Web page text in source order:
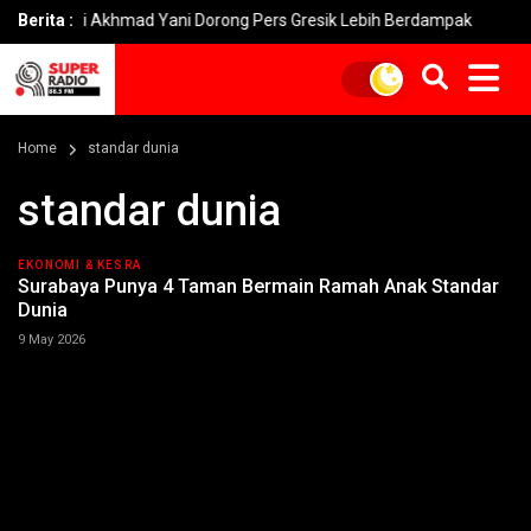
Berita :
Akhmad Yani Dorong Pers Gresik Lebih Berdampak
Home standar dunia
standar dunia
EKONOMI & KESRA
Surabaya Punya 4 Taman Bermain Ramah Anak Standar
Dunia
9 May 2026